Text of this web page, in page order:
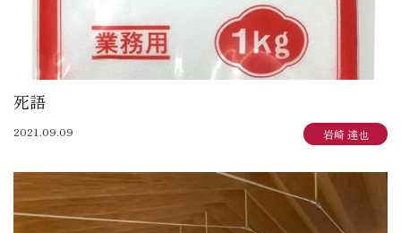
死語
2021.09.09 岩崎 達也